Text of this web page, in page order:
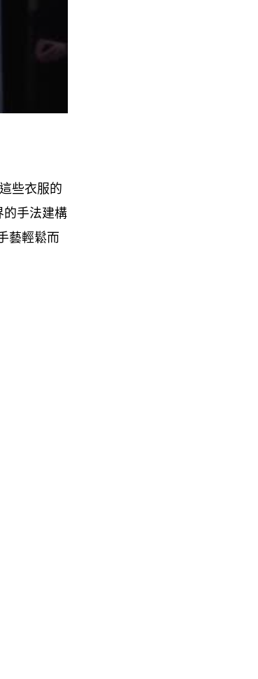
些衣服的
手法建構
藝輕鬆而